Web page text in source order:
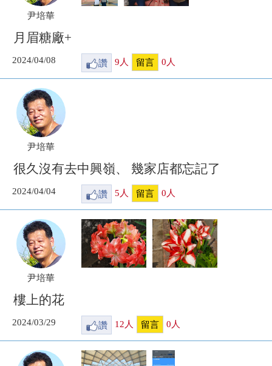
尹培華
月眉糖廠+
2024/04/08 讚 9 人 留言 0 人
尹培華
很久沒有去中興嶺、 幾家店都忘記了
2024/04/04 讚 5 人 留言 0 人
尹培華
樓上的花
2024/03/29 讚 12 人 留言 0 人